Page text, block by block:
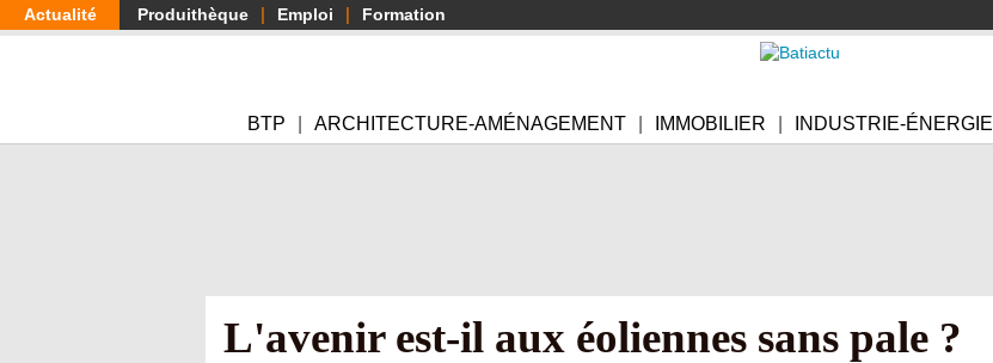
Aller
au
Actualité Produithèque Emploi Formation
BTP ARCHITECTURE-AMÉNAGEMENT IMMOBILIER INDUSTRIE-ÉNERGIE
L'avenir est-il aux éoliennes sans pale ?